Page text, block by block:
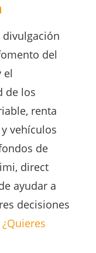
divulgación
del
el
de los
renta
vehículos
de
direct
ayudar a
decisiones
¿Quieres